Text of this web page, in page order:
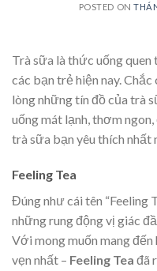
POSTED ON
Trà sữa là thức uống
các bạn trẻ hiện nay.
lòng những tín đồ của trà
uống mát lạnh, thơm
trà sữa bạn yêu thích nhất
Feeling Tea
Đúng như cái tên “Feeling
những rung động vị giác
Với mong muốn mang
vẹn nhất – Feeling Tea đã